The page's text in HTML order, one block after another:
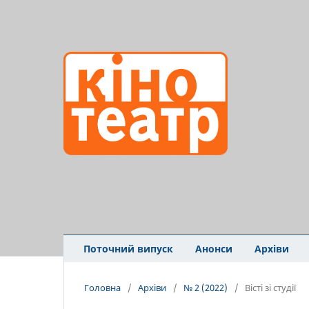
Поточний випуск Анонси Архіви
Головна / Архіви / № 2 (2022) / Вісті зі студії